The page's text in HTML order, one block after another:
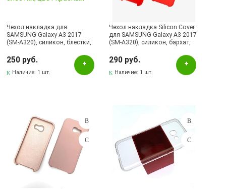
Pаспределительный центр
Бугульма, ул.Ленина, 145, ТЦ ЭССЕН
Лениногорск, ул.Гафиатуллина, 9, (ЦЕНТР)
Чехол накладка для
SAMSUNG Galaxy A3 2017
(SM-A320), силикон, блестки,
250 руб.
Наличие: 1 шт.
Чехол накладка Silicon Cover
для SAMSUNG Galaxy A3 2017
(SM-A320), силикон, бархат,
290 руб.
Наличие: 1 шт.